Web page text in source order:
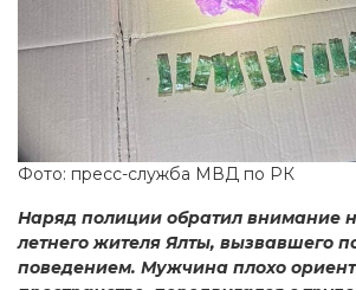
Фото: пресс-служба МВД по РК
Наряд полиции обратил внимание
летнего жителя Ялты, вызвавшего
поведением. Мужчина плохо